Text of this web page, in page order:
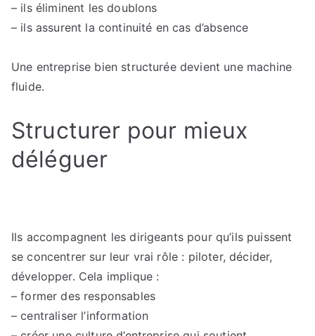
– ils éliminent les doublons
– ils assurent la continuité en cas d’absence
Une entreprise bien structurée devient une machine
fluide.
Structurer pour mieux
déléguer
Ils accompagnent les dirigeants pour qu’ils puissent
se concentrer sur leur vrai rôle : piloter, décider,
développer. Cela implique :
– former des responsables
– centraliser l’information